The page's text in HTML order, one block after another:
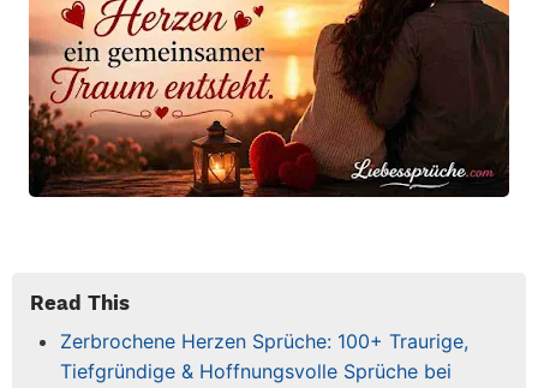
Read This
Zerbrochene Herzen Sprüche: 100+ Traurige,
Tiefgründige & Hoffnungsvolle Sprüche bei